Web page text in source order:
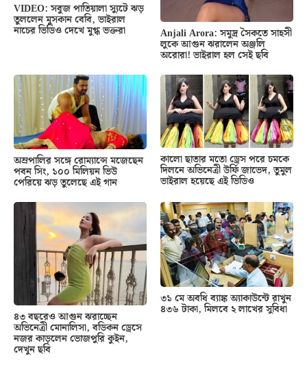
VIDEO: সবুজ পাতিয়ালা স্যুটে ঝড়
তুললেন মুসকান বেবি, ভাইরাল
নাচের ভিডিও দেখে মুগ্ধ ভক্তরা Anjali Arora: সমুদ্র সৈকতে সাহসী
লুকে আগুন ঝরালেন অঞ্জলি
অরোরা! ভাইরাল হল সেই ছবি
অম্রপালির সঙ্গে রোম্যান্সে মজেছেন
পবন সিং, ১০০ মিলিয়ন ভিউ
পেরিয়ে ঝড় তুলেছে এই গান
কালো ছাতার মতো ড্রেস পরে চমকে
দিলনে অভিনেত্রী উর্ফি জাভেদ, তুমুল
ভাইরাল হয়েছে এই ভিডিও
৪৩ বছরেও আগুন ঝরাচ্ছেন
অভিনেত্রী মোনালিসা, বডিকন ড্রেসে
নজর কাড়লেন ভোজপুরি কুইন,
দেখুন ছবি
৩১ মে অবধি ব্যাঙ্ক অ্যাকাউন্টে রাখুন
৪৩৬ টাকা, মিলবে ২ লাখের সুবিধা